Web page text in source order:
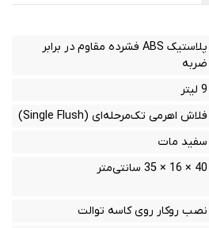
پلاستیک ABS فشرده مقاوم در برابر
ضربه
9 لیتر
فلاش اهرمی تک‌مرحله‌ای (Single Flush)
سفید مات
40 × 16 × 35 سانتی‌متر
نصب روکار روی کاسه توالت